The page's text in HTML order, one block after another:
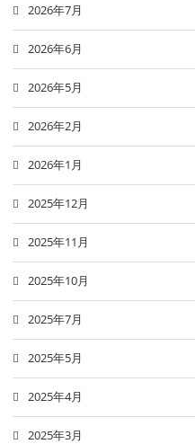
2026年7月
2026年6月
2026年5月
2026年2月
2026年1月
2025年12月
2025年11月
2025年10月
2025年7月
2025年5月
2025年4月
2025年3月